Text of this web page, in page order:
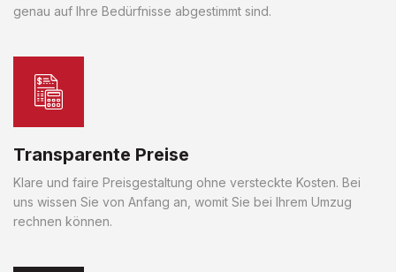
genau auf Ihre Bedürfnisse abgestimmt sind.
Transparente Preise
Klare und faire Preisgestaltung ohne versteckte Kosten. Bei
uns wissen Sie von Anfang an, womit Sie bei Ihrem Umzug
rechnen können.